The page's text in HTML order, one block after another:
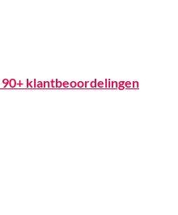
90+ klantbeoordelingen